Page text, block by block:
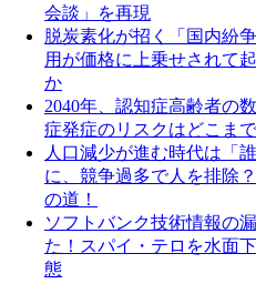
会談」を再現
脱炭素化が招く「国内紛
用が価格に上乗せされて
か
2040年、認知症高齢者の
症発症のリスクはどこま
人口減少が進む時代は「
に、競争過多で人を排除
の道！
ソフトバンク技術情報の
た！スパイ・テロを水面
態